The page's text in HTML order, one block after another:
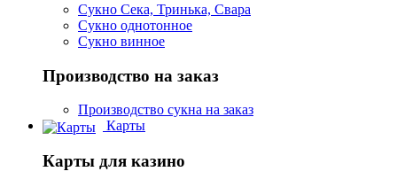
Сукно Сека, Тринька, Свара
Сукно однотонное
Сукно винное
Производство на заказ
Производство сукна на заказ
Карты
Карты для казино